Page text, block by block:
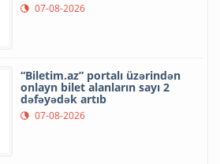
07-08-2026
“Biletim.az” portalı üzərindən
onlayn bilet alanların sayı 2
dəfəyədək artıb
07-08-2026